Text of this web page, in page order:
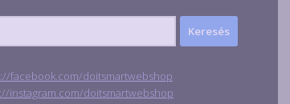
facebook.com/doitsmartwebshop
instagram.com/doitsmartwebshop